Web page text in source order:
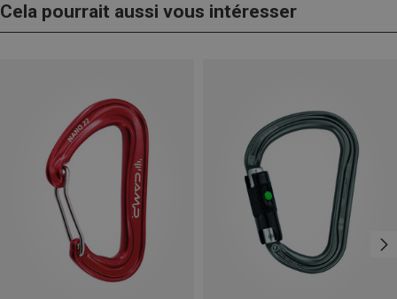
Cela pourrait aussi vous intéresser